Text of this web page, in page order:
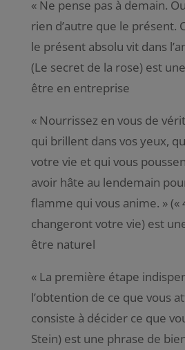
« Ne pense pas à demain.
rien d’autre que le présent.
le présent absolu vit dans
(Le secret de la rose) est
être en entreprise
« Nourrissez en vous de
qui brillent dans vos yeux,
votre vie et qui vous
avoir hâte au lendemain
flamme qui vous anime. »
changeront votre vie) est
être naturel
« La première étape
l’obtention de ce que vous
consiste à décider ce que
Stein) est une phrase de